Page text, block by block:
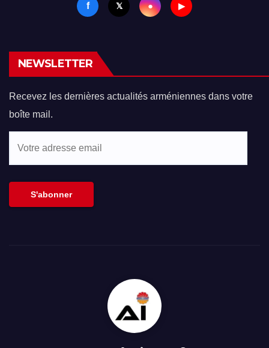
f 𝕏 ● ▶
NEWSLETTER
Recevez les dernières actualités arméniennes dans votre
boîte mail.
S'abonner